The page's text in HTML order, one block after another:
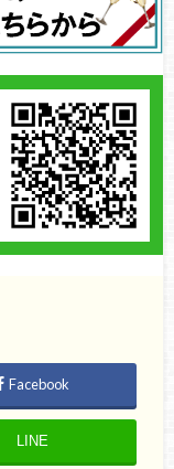
Facebook
LINE